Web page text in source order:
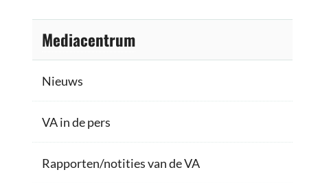
Mediacentrum
Nieuws
VA in de pers
Rapporten/notities van de VA